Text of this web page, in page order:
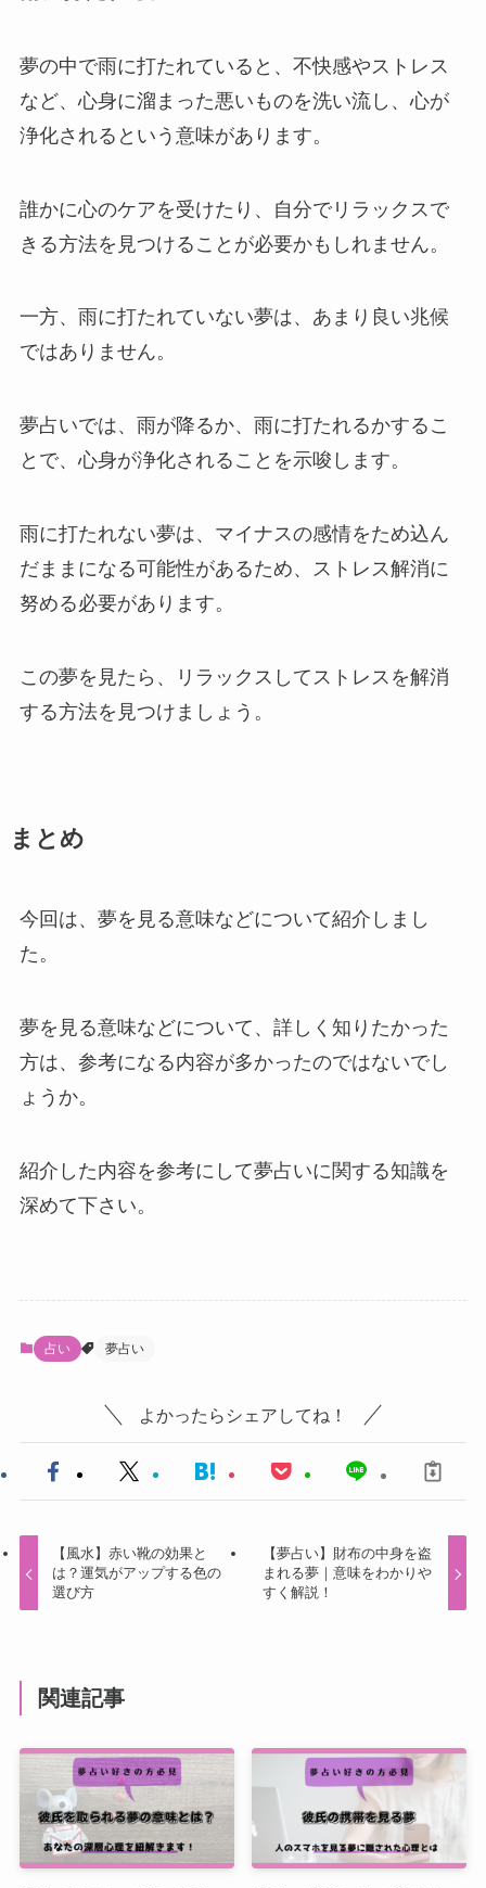
夢の中で雨に打たれていると、不快感やストレス
など、心身に溜まった悪いものを洗い流し、心が
浄化されるという意味があります。
誰かに心のケアを受けたり、自分でリラックスで
きる方法を見つけることが必要かもしれません。
一方、雨に打たれていない夢は、あまり良い兆候
ではありません。
夢占いでは、雨が降るか、雨に打たれるかするこ
とで、心身が浄化されることを示唆します。
雨に打たれない夢は、マイナスの感情をため込ん
だままになる可能性があるため、ストレス解消に
努める必要があります。
この夢を見たら、リラックスしてストレスを解消
する方法を見つけましょう。
まとめ
今回は、夢を見る意味などについて紹介しまし
た。
夢を見る意味などについて、詳しく知りたかった
方は、参考になる内容が多かったのではないでし
ょうか。
紹介した内容を参考にして夢占いに関する知識を
深めて下さい。
占い 夢占い
よかったらシェアしてね！
【風水】赤い靴の効果と
は？運気がアップする色の
選び方
【夢占い】財布の中身を盗
まれる夢｜意味をわかりや
すく解説！
関連記事